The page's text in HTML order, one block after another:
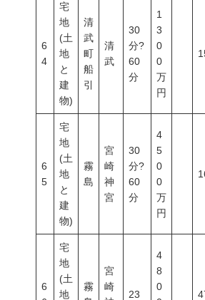
6
4
宅
地
(土
地
と
建
物)
清
武
町
船
引
清
武
30
分?
60
分
1
3
0
0
万
円
6
5
宅
地
(土
地
と
建
物)
霧
島
宮
崎
神
宮
30
分?
60
分
4
5
0
0
万
円
6
宅
地
(土
地
霧
宮
崎
23
4
8
0